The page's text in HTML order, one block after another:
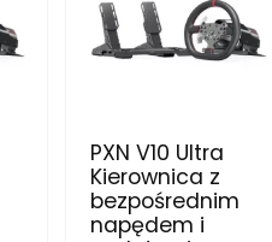
PXN V10 Ultra
Kierownica z
bezpośrednim
napędem i